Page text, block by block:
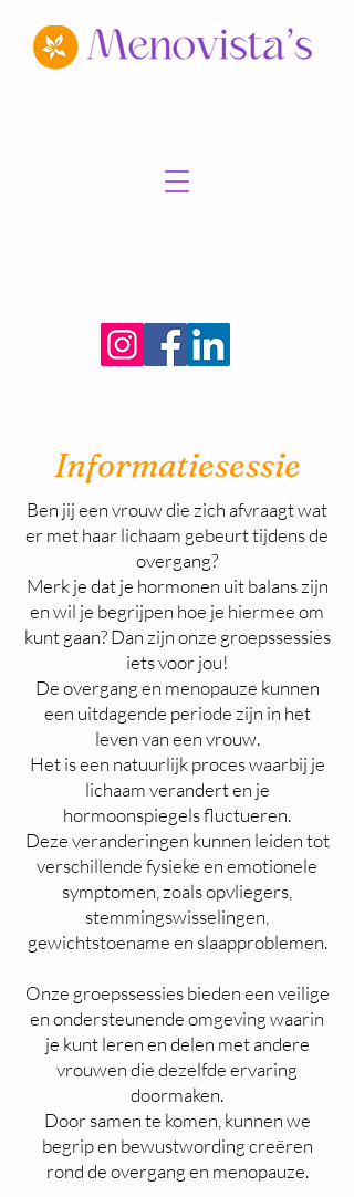
Informatiesessie
Ben jij een vrouw die zich afvraagt wat
er met haar lichaam gebeurt tijdens de
overgang?
Merk je dat je hormonen uit balans zijn
en wil je begrijpen hoe je hiermee om
kunt gaan? Dan zijn onze groepssessies
iets voor jou!
De overgang en menopauze kunnen
een uitdagende periode zijn in het
leven van een vrouw.
Het is een natuurlijk proces waarbij je
lichaam verandert en je
hormoonspiegels fluctueren.
Deze veranderingen kunnen leiden tot
verschillende fysieke en emotionele
symptomen, zoals opvliegers,
stemmingswisselingen,
gewichtstoename en slaapproblemen.
Onze groepssessies bieden een veilige
en ondersteunende omgeving waarin
je kunt leren en delen met andere
vrouwen die dezelfde ervaring
doormaken.
Door samen te komen, kunnen we
begrip en bewustwording creëren
rond de overgang en menopauze.